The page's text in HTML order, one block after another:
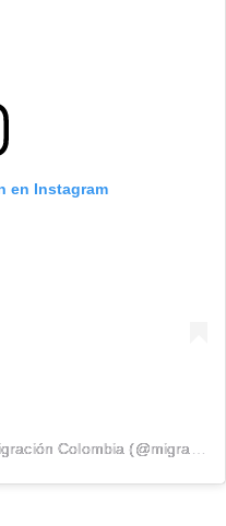
en Instagram
Una publicación compartida por Migración Colombia (@migracioncol)